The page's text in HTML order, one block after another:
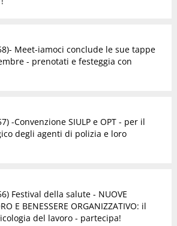
Meet-iamoci conclude le sue tappe
- prenotati e festeggia con
-Convenzione SIULP e OPT - per il
degli agenti di polizia e loro
Festival della salute - NUOVE
E BENESSERE ORGANIZZATIVO: il
del lavoro - partecipa!